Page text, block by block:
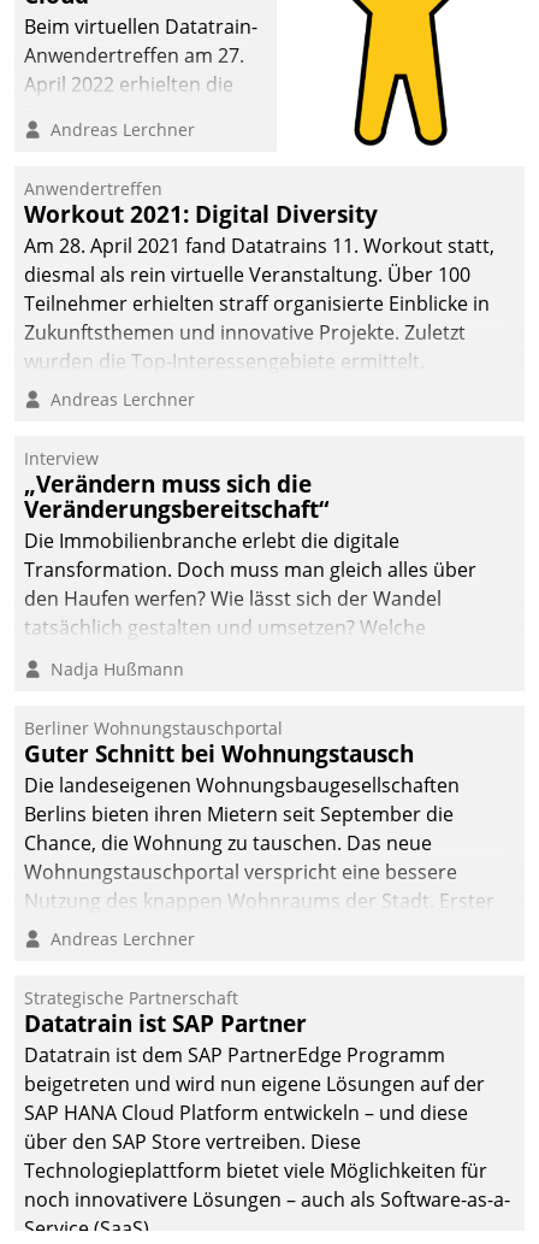
Beim virtuellen Datatrain-
Anwendertreffen am 27.
April 2022 erhielten die
Teilnehmer kurzweilige
Cloud-Strategien und -
Lösungen mit hohem
Zukunftspotenzial.
Andreas Lerchner
Anwendertreffen
Workout 2021: Digital Diversity
Am 28. April 2021 fand Datatrains 11. Workout statt,
diesmal als rein virtuelle Veranstaltung. Über 100
Teilnehmer erhielten straff organisierte Einblicke in
Zukunftsthemen und innovative Projekte. Zuletzt
wurden die Top-Interessengebiete ermittelt.
Andreas Lerchner
Interview
„Verändern muss sich die
Veränderungsbereitschaft“
Die Immobilienbranche erlebt die digitale
Transformation. Doch muss man gleich alles über
den Haufen werfen? Wie lässt sich der Wandel
tatsächlich gestalten und umsetzen? Welche
Argumente zählen wirklich?
Nadja Hußmann
Berliner Wohnungstauschportal
Guter Schnitt bei Wohnungstausch
Die landeseigenen Wohnungsbaugesellschaften
Berlins bieten ihren Mietern seit September die
Chance, die Wohnung zu tauschen. Das neue
Wohnungstauschportal verspricht eine bessere
Nutzung des knappen Wohnraums der Stadt. Erster
Anwendungsfall für Datatrains Lösung API-Hub mit
Unternehmen.
Andreas Lerchner
Strategische Partnerschaft
Datatrain ist SAP Partner
Datatrain ist dem SAP PartnerEdge Programm
beigetreten und wird nun eigene Lösungen auf der
SAP HANA Cloud Platform entwickeln – und diese
über den SAP Store vertreiben. Diese
Technologieplattform bietet viele Möglichkeiten für
noch innovativere Lösungen – auch als Software-as-a-
Service (SaaS).